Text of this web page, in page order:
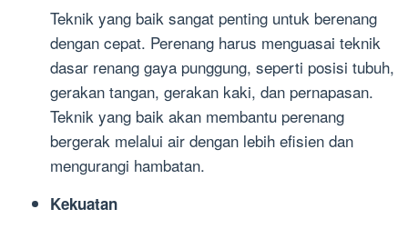
Teknik yang baik sangat penting untuk berenang
dengan cepat. Perenang harus menguasai teknik
dasar renang gaya punggung, seperti posisi tubuh,
gerakan tangan, gerakan kaki, dan pernapasan.
Teknik yang baik akan membantu perenang
bergerak melalui air dengan lebih efisien dan
mengurangi hambatan.
Kekuatan